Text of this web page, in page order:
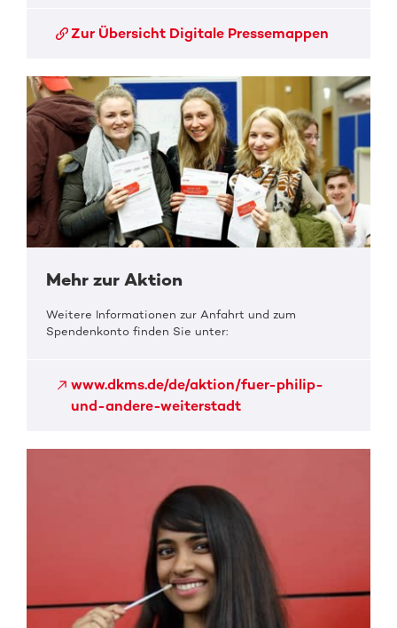
Zur Übersicht Digitale Pressemappen
Mehr zur Aktion
Weitere Informationen zur Anfahrt und zum
Spendenkonto finden Sie unter:
www.dkms.de/de/aktion/fuer-philip-
und-andere-weiterstadt